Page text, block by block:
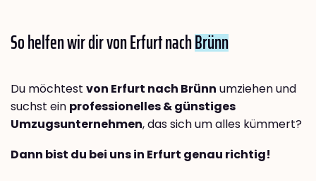
So helfen wir dir von Erfurt nachBrünn
Du möchtest von Erfurt nach Brünn umziehen und
suchst ein professionelles & günstiges
Umzugsunternehmen, das sich um alles kümmert?
Dann bist du bei uns in Erfurt genau richtig!